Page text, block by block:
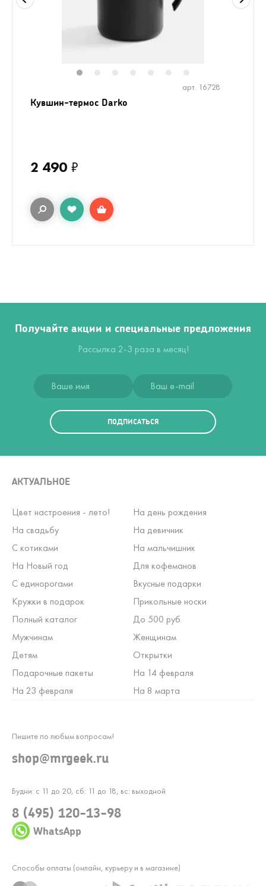
арт. 16728
Кувшин-термос Darko
2 490 ₽
Получайте акции и специальные предложения
Рассылка 2-3 раза в месяц!
ПОДПИСАТЬСЯ
АКТУАЛЬНОЕ
Цвет настроения - лето!
На день рождения
На свадьбу
На девичник
С котиками
На мальчишник
На Новый год
Для кофеманов
С единорогами
Вкусные подарки
Кружки в подарок
Прикольные носки
Полный каталог
До 500 руб.
Мужчинам
Женщинам
Детям
Открытки
Подарочные пакеты
На 14 февраля
На 23 февраля
На 8 марта
Будни: с 11 до 20, сб: 11 до 18, вс: выходной
8 (495) 120-13-98
WhatsApp
Пишите по любым вопросам!
shop@mrgeek.ru
Способы оплаты (онлайн, курьеру и в магазине)